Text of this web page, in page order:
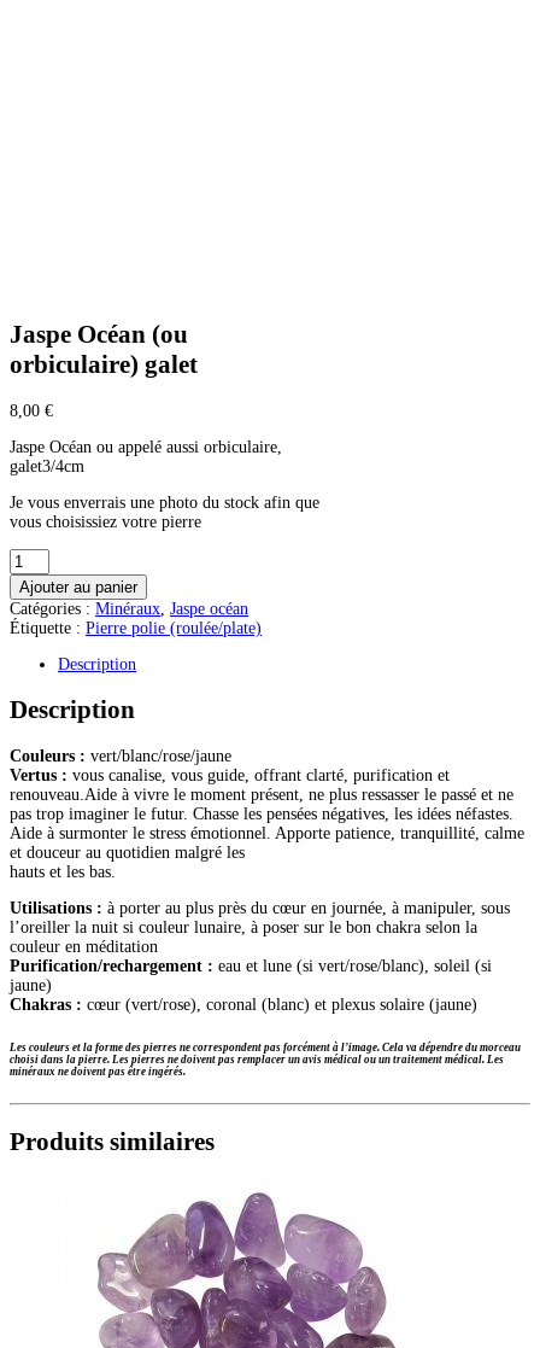
Jaspe Océan (ou
orbiculaire) galet
8,00 €
Jaspe Océan ou appelé aussi orbiculaire,
galet3/4cm
Je vous enverrais une photo du stock afin que
vous choisissiez votre pierre
quantité
de
Jaspe
Océan
(ou
galet
Ajouter au panier
Catégories : Minéraux Jaspe océan
Étiquette : Pierre polie (roulée/plate)
Description
Description
Couleurs : vert/blanc/rose/jaune
Vertus : vous canalise, vous guide, offrant clarté, purification et
renouveau.Aide à vivre le moment présent, ne plus ressasser le passé et ne
pas trop imaginer le futur. Chasse les pensées négatives, les idées néfastes.
Aide à surmonter le stress émotionnel. Apporte patience, tranquillité, calme
et douceur au quotidien malgré les
hauts et les bas.
Utilisations : à porter au plus près du cœur en journée, à manipuler, sous
l’oreiller la nuit si couleur lunaire, à poser sur le bon chakra selon la
couleur en méditation
Purification/rechargement : eau et lune (si vert/rose/blanc), soleil (si
jaune)
Chakras : cœur (vert/rose), coronal (blanc) et plexus solaire (jaune)
Les couleurs et la forme des pierres ne correspondent pas forcément à l’image. Cela va dépendre du morceau
choisi dans la pierre. Les pierres ne doivent pas remplacer un avis médical ou un traitement médical. Les
minéraux ne doivent pas être ingérés.
Produits similaires